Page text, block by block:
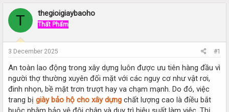
e
d
a
r
e
r
r
T thegioigiaybaoho
Thất Phẩm
3 December 2025 #1
An toàn lao động trong xây dựng luôn được ưu tiên hàng đầu vì
người thợ thường xuyên đối mặt với các nguy cơ như vật rơi,
đinh nhọn, bề mặt trơn trượt hay va chạm mạnh. Do đó, việc
trang bị giày bảo hộ cho xây dựng chất lượng cao là điều bắt